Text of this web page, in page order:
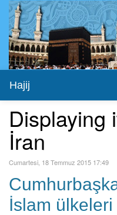
Hajij
Displaying
İran
Cumartesi, 18 Temmuz 2015 17:49
İslam